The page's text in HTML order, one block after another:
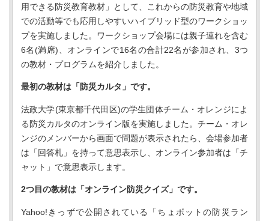
用できる防災教育教材」として、これからの防災教育や地域
での活動等でも応用しやすいハイブリッド型のワークショッ
プを実施しました。ワークショップ会場には親子連れを含む
6名(満席)、オンラインで16名の合計22名が参加され、3つ
の教材・プログラムを紹介しました。
最初の教材は「防災カルタ」です。
法政大学(東京都千代田区)の学生団体チーム・オレンジによ
る防災カルタのオンライン版を実施しました。チーム・オレ
ンジのメンバーから画面で問題が表示されたら、会場参加者
は「回答札」を持って意思表示し、オンライン参加者は「チ
ャット」で意思表示します。
2つ目の教材は「オンライン防災クイズ」です。
Yahoo!きっずで公開されている「ちょボットの防災ラン